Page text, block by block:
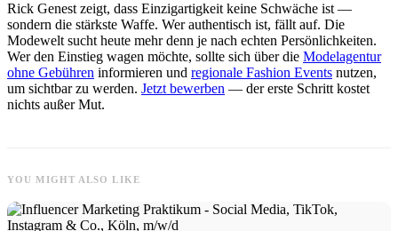
Rick Genest zeigt, dass Einzigartigkeit keine Schwäche ist —
sondern die stärkste Waffe. Wer authentisch ist, fällt auf. Die
Modewelt sucht heute mehr denn je nach echten Persönlichkeiten.
Wer den Einstieg wagen möchte, sollte sich über die Modelagentur
ohne Gebühren informieren und regionale Fashion Events nutzen,
um sichtbar zu werden. Jetzt bewerben — der erste Schritt kostet
nichts außer Mut.
YOU MIGHT ALSO LIKE